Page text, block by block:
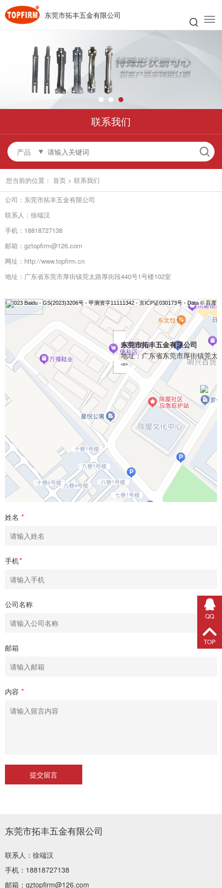
东莞市拓丰五金有限公司
联系我们
产品
您当前的位置： 首页 > 联系我们
公司：东莞市拓丰五金有限公司
联系人：徐端汉
手机：18818727138
邮箱：gztopfirm@126.com
网址：http://www.topfirm.cn
地址：广东省东莞市厚街镇莞太路厚街段440号1号楼102室
东莞市拓丰五金有限公司
地址：广东省东莞市厚街镇莞太
室
© 2023 Baidu - GS(2023)3206号 - 甲测资字11111342 - 京ICP证030173号 - Data © 百度
姓名 *
手机*
公司名称
邮箱
内容 *
东莞市拓丰五金有限公司
联系人：徐端汉
手机：18818727138
邮箱：gztopfirm@126.com
QQ
TOP